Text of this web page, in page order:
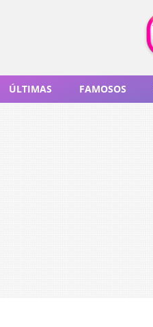
ÚLTIMAS FAMOSOS